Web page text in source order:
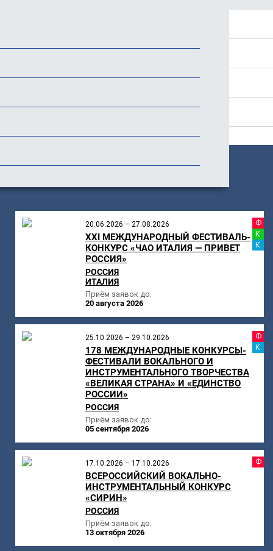
20.06.2026 – 27.08.2026
XXI МЕЖДУНАРОДНЫЙ ФЕСТИВАЛЬ-
КОНКУРС «ЧАО ИТАЛИЯ — ПРИВЕТ
РОССИЯ»
РОССИЯ
ИТАЛИЯ
Приём заявок до:
20 августа 2026
25.10.2026 – 29.10.2026
178 МЕЖДУНАРОДНЫЕ КОНКУРСЫ-
ФЕСТИВАЛИ ВОКАЛЬНОГО И
ИНСТРУМЕНТАЛЬНОГО ТВОРЧЕСТВА
«ВЕЛИКАЯ СТРАНА» И «ЕДИНСТВО
РОССИИ»
РОССИЯ
Приём заявок до:
05 сентября 2026
17.10.2026 – 17.10.2026
ВСЕРОССИЙСКИЙ ВОКАЛЬНО-
ИНСТРУМЕНТАЛЬНЫЙ КОНКУРС
«СИРИН»
РОССИЯ
Приём заявок до:
13 октября 2026